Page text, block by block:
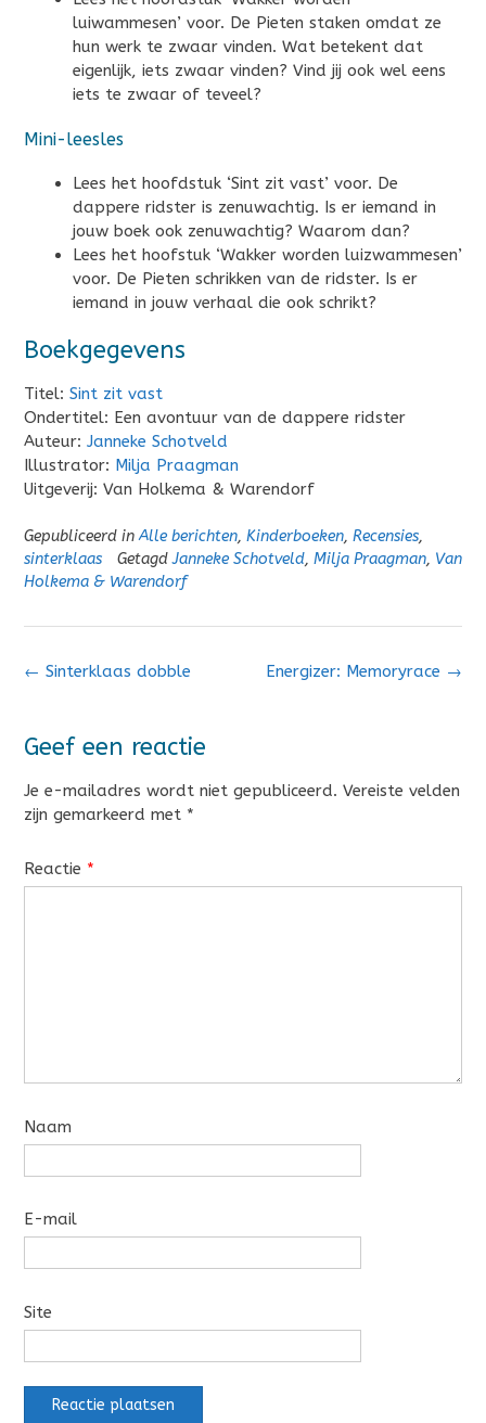
luiwammesen’ voor. De Pieten staken omdat ze
hun werk te zwaar vinden. Wat betekent dat
eigenlijk, iets zwaar vinden? Vind jij ook wel eens
iets te zwaar of teveel?
Mini-leesles
Lees het hoofdstuk ‘Sint zit vast’ voor. De
dappere ridster is zenuwachtig. Is er iemand in
jouw boek ook zenuwachtig? Waarom dan?
Lees het hoofstuk ‘Wakker worden luizwammesen’
voor. De Pieten schrikken van de ridster. Is er
iemand in jouw verhaal die ook schrikt?
Boekgegevens
Titel: Sint zit vast
Ondertitel: Een avontuur van de dappere ridster
Auteur: Janneke Schotveld
Illustrator: Milja Praagman
Uitgeverij: Van Holkema & Warendorf
Gepubliceerd inAlle berichten, Kinderboeken, Recensies,
sinterklaas
GetagdJanneke Schotveld, Milja Praagman, Van
Holkema & Warendorf
Bericht
Energizer: Memoryrace →
← Sinterklaas dobble
Geef een reactie
Je e-mailadres wordt niet gepubliceerd. Vereiste velden
zijn gemarkeerd met *
Reactie *
Naam
E-mail
Site